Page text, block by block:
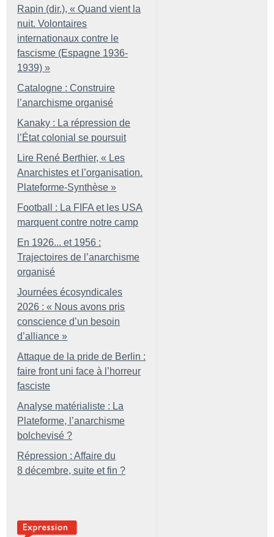
Rapin (dir.), « Quand vient la
nuit. Volontaires
internationaux contre le
fascisme (Espagne 1936-
1939) »
Catalogne : Construire
l’anarchisme organisé
Kanaky : La répression de
l’État colonial se poursuit
Lire René Berthier, « Les
Anarchistes et l’organisation.
Plateforme-Synthèse »
Football : La FIFA et les USA
marquent contre notre camp
En 1926... et 1956 :
Trajectoires de l’anarchisme
organisé
Journées écosyndicales
2026 : « Nous avons pris
conscience d’un besoin
d’alliance »
Attaque de la pride de Berlin :
faire front uni face à l’horreur
fasciste
Analyse matérialiste : La
Plateforme, l’anarchisme
bolchevisé ?
Répression : Affaire du
8 décembre, suite et fin ?